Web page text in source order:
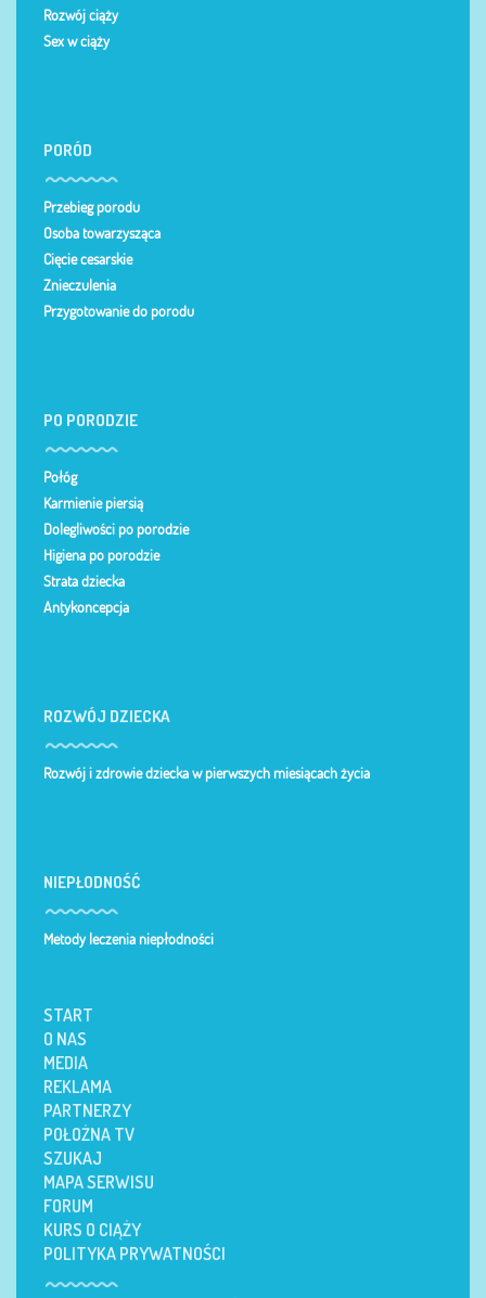
Rozwój ciąży
Sex w ciąży
PORÓD
Przebieg porodu
Osoba towarzysząca
Cięcie cesarskie
Znieczulenia
Przygotowanie do porodu
PO PORODZIE
Połóg
Karmienie piersią
Dolegliwości po porodzie
Higiena po porodzie
Strata dziecka
Antykoncepcja
ROZWÓJ DZIECKA
Rozwój i zdrowie dziecka w pierwszych miesiącach życia
NIEPŁODNOŚĆ
Metody leczenia niepłodności
START
O NAS
MEDIA
REKLAMA
PARTNERZY
POŁOŻNA TV
SZUKAJ
MAPA SERWISU
FORUM
KURS O CIĄŻY
POLITYKA PRYWATNOŚCI